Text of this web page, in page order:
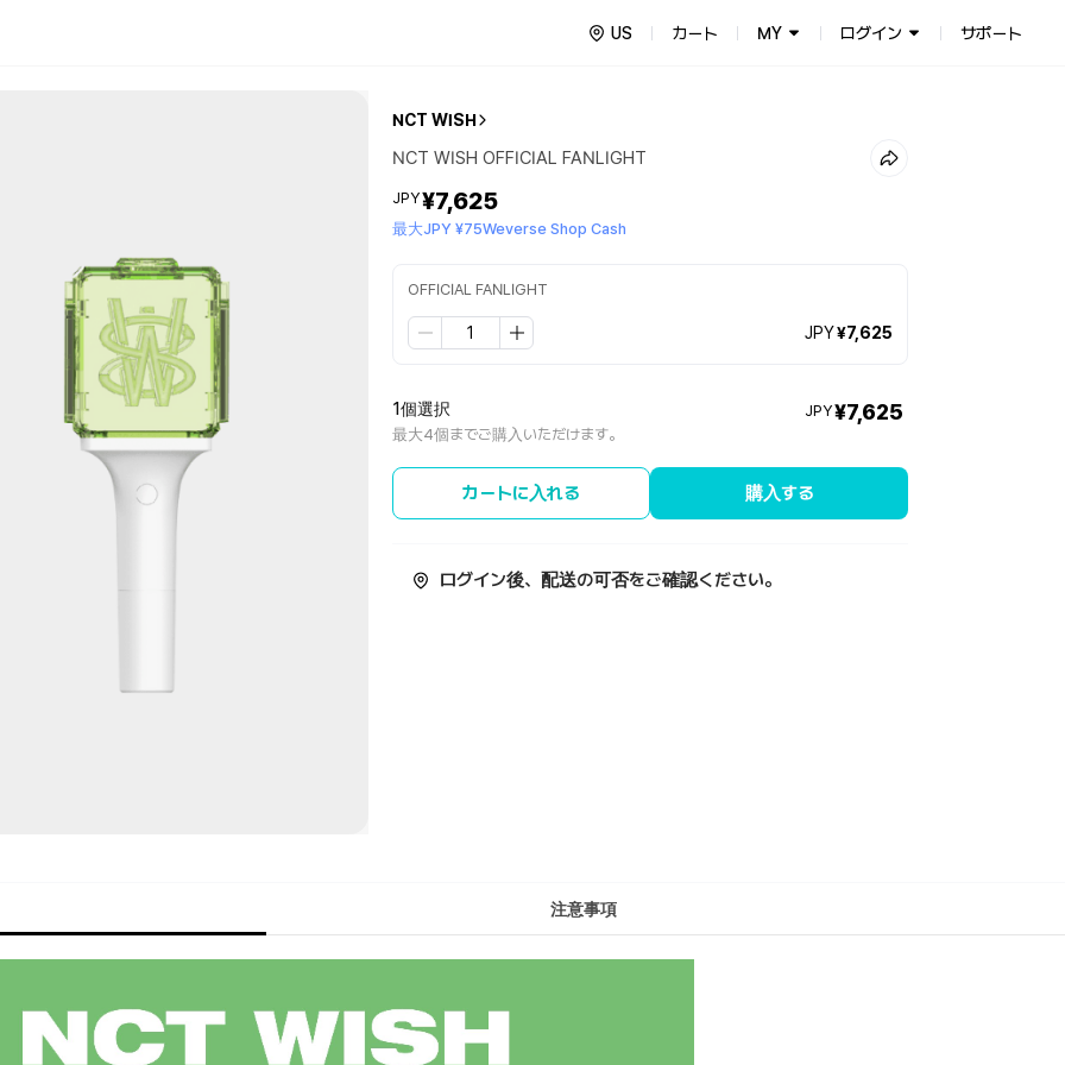
US カート MY ログイン サポート
NCT WISH
NCT WISH OFFICIAL FANLIGHT
JPY¥7,625
最大JPY ¥75Weverse Shop Cash
OFFICIAL FANLIGHT
JPY¥7,625
1個選択
最大4個までご購入いただけます。
JPY¥7,625
カートに入れる 購入する
ログイン後、配送の可否をご確認ください。
注意事項